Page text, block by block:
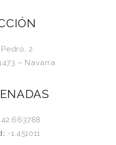
2.
– Navarra
42.663788
-1.451011